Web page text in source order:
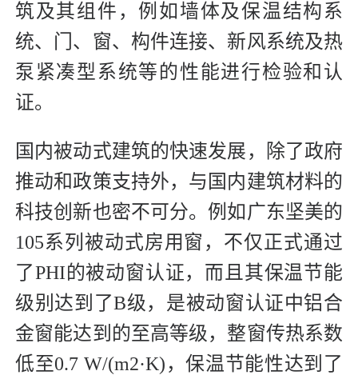
筑及其组件，例如墙体及保温结构系
统、门、窗、构件连接、新风系统及热
泵紧凑型系统等的性能进行检验和认
证。
国内被动式建筑的快速发展，除了政府
推动和政策支持外，与国内建筑材料的
科技创新也密不可分。例如广东坚美的
105系列被动式房用窗，不仅正式通过
了PHI的被动窗认证，而且其保温节能
级别达到了B级，是被动窗认证中铝合
金窗能达到的至高等级，整窗传热系数
低至0.7 W/(m2·K)，保温节能性达到了